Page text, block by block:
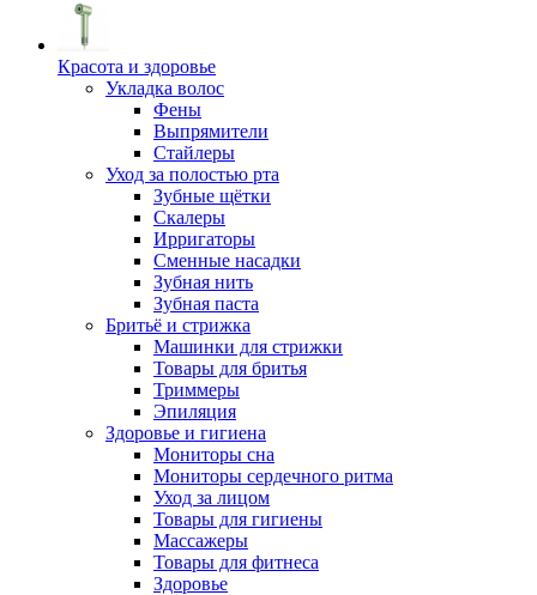
Красота и здоровье
Укладка волос
Фены
Выпрямители
Стайлеры
Уход за полостью рта
Зубные щётки
Скалеры
Ирригаторы
Сменные насадки
Зубная нить
Зубная паста
Бритьё и стрижка
Машинки для стрижки
Товары для бритья
Триммеры
Эпиляция
Здоровье и гигиена
Мониторы сна
Мониторы сердечного ритма
Уход за лицом
Товары для гигиены
Массажеры
Товары для фитнеса
Здоровье